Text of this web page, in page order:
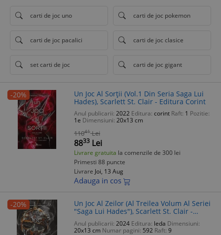
carti de joc uno carti de joc pokemon
carti de joc pacalici carti de joc clasice
set carti de joc carti de joc gigant
-20%
Un Joc Al Sorții (Vol.1 Din Seria Saga Lui
Hades), Scarlett St. Clair - Editura Corint
Anul publicarii: 2022 Editura: corint Raft: 1 Pozitie:
1e Dimensiuni: 20x13 cm
11041 Lei
8833 Lei
Livrare gratuita la comenzile de 300 lei
Primesti 88 puncte
Livrare Joi, 13 Aug
Adauga in cos
-20%
Un Joc Al Zeilor (Al Treilea Volum Al Seriei
"Saga Lui Hades"), Scarlett St. Clair -
Editura LEDA
Anul publicarii: 2024 Editura: leda Dimensiuni:
20x13 cm Numar pagini: 592 Raft: 9